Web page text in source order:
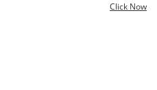
Click Now